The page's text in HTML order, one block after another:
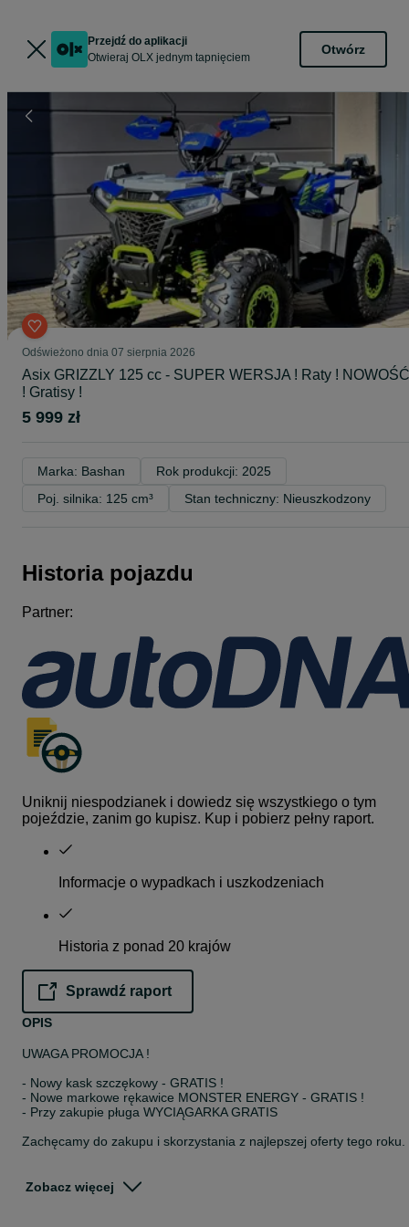
Przejdź do aplikacji
Otwieraj OLX jednym tapnięciem
Otwórz
Odświeżono dnia 07 sierpnia 2026
Asix GRIZZLY 125 cc - SUPER WERSJA ! Raty ! NOWOŚĆ
! Gratisy !
5 999 zł
Marka: Bashan
Rok produkcji: 2025
Poj. silnika: 125 cm³
Stan techniczny: Nieuszkodzony
Historia pojazdu
Partner:
Uniknij niespodzianek i dowiedz się wszystkiego o tym
pojeździe, zanim go kupisz. Kup i pobierz pełny raport.
Informacje o wypadkach i uszkodzeniach
Historia z ponad 20 krajów
Sprawdź raport
opens in a new tab
OPIS
UWAGA PROMOCJA !
- Nowy kask szczękowy - GRATIS !
- Nowe markowe rękawice MONSTER ENERGY - GRATIS !
- Przy zakupie pługa WYCIĄGARKA GRATIS
Zachęcamy do zakupu i skorzystania z najlepszej oferty tego roku.
ręki w MotoRat Rakoniewice - dostawa cały kraj
Zobacz więcej